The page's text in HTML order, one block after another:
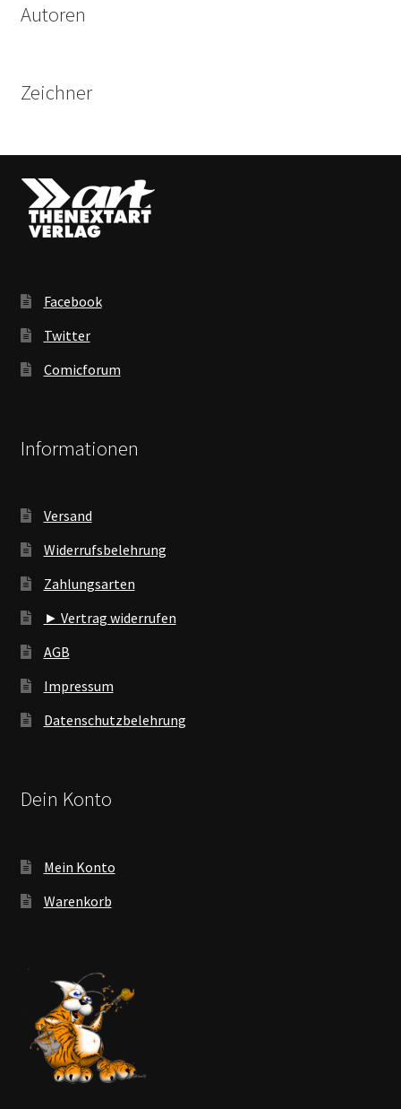
Autoren
Zeichner
Facebook
Twitter
Comicforum
Informationen
Versand
Widerrufsbelehrung
Zahlungsarten
► Vertrag widerrufen
AGB
Impressum
Datenschutzbelehrung
Dein Konto
Mein Konto
Warenkorb